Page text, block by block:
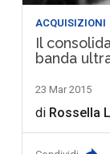
ACQUISIZIONI
Il
banda
23 Mar 2015
di Rossella